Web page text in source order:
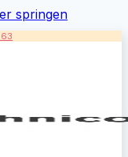
springen